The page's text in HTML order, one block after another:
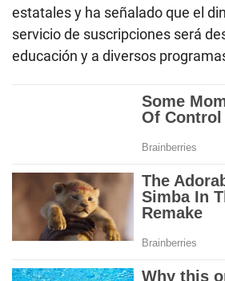
estatales y ha señalado que el
servicio de suscripciones será
educación y a diversos